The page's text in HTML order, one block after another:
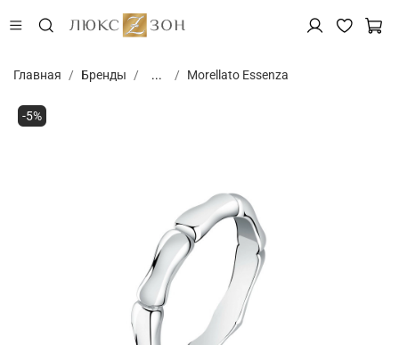
Главная Бренды ... Morellato Essenza
-5%